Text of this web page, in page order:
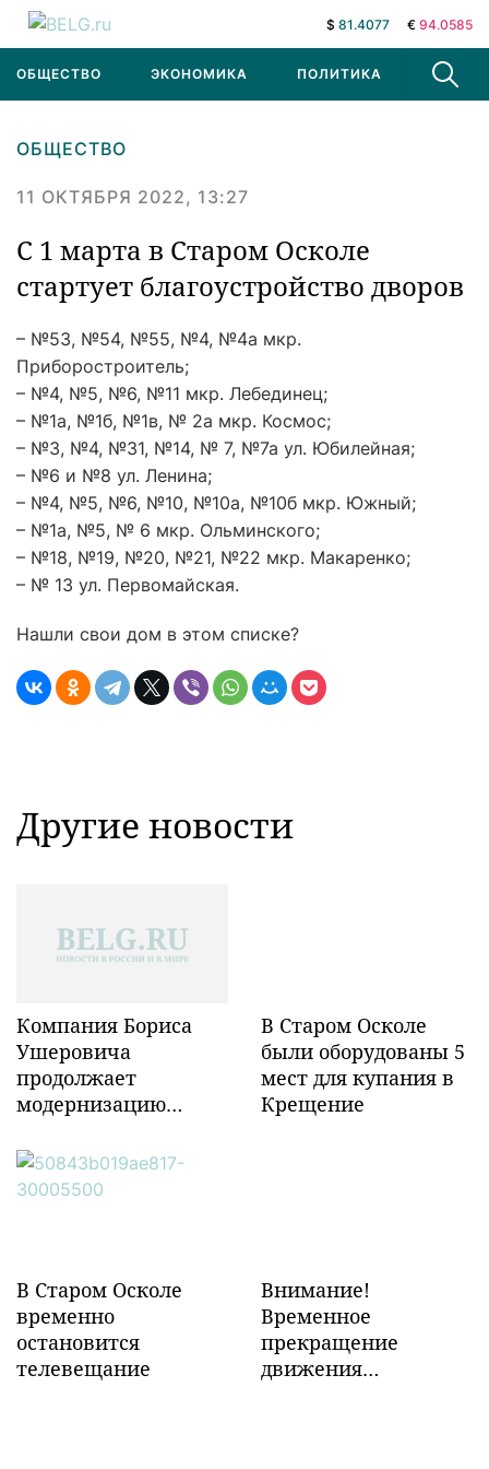
$ 81.4077 € 94.0585
ОБЩЕСТВО ЭКОНОМИКА ПОЛИТИКА В МИРЕ
ОБЩЕСТВО
11 ОКТЯБРЯ 2022, 13:27
С 1 марта в Старом Осколе
стартует благоустройство дворов
– №53, №54, №55, №4, №4а мкр.
Приборостроитель;
– №4, №5, №6, №11 мкр. Лебединец;
– №1а, №1б, №1в, № 2а мкр. Космос;
– №3, №4, №31, №14, № 7, №7а ул. Юбилейная;
– №6 и №8 ул. Ленина;
– №4, №5, №6, №10, №10а, №10б мкр. Южный;
– №1а, №5, № 6 мкр. Ольминского;
– №18, №19, №20, №21, №22 мкр. Макаренко;
– № 13 ул. Первомайская.
Нашли свои дом в этом списке?
Другие новости
Компания Бориса
Ушеровича
продолжает
модернизацию
инфраструктуры в
Забайкалье
В Старом Осколе
были оборудованы 5
мест для купания в
Крещение
В Старом Осколе
временно
остановится
телевещание
Внимание!
Временное
прекращение
движения